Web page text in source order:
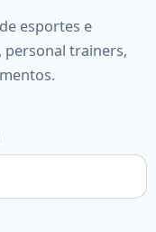
esportes e
personal trainers,